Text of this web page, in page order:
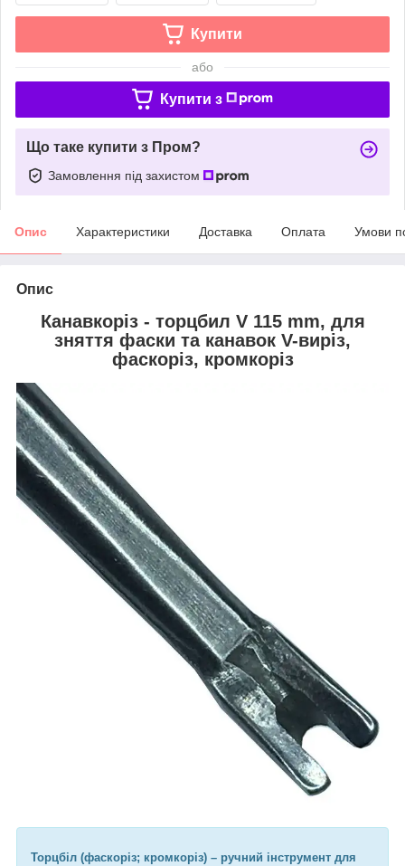
Купити
або
Купити з
Що таке купити з Пром?
Замовлення під захистом
Опис Характеристики Доставка Оплата Умови
Опис
Канавкоріз - торцбил V 115 mm, для
зняття фаски та канавок V-виріз,
фаскоріз, кромкоріз
Торцбіл (фаскоріз; кромкоріз) – ручний інструмент для